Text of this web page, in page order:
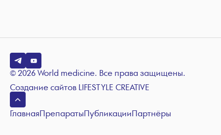
© 2026 World medicine. Все права защищены.
Создание сайтов LIFESTYLE CREATIVE
ГлавнаяПрепаратыПубликацииПартнёры